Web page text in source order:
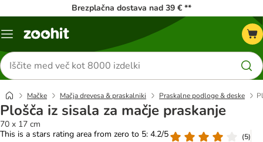
Brezplačna dostava nad 39 € **
Meni
Iskanje
izdelkov
Mačke Mačja drevesa & praskalniki Praskalne podloge & deske
Plošča iz sisala za mačje praskanje
70 x 17 cm
This is a stars rating area from zero to 5: 4.2/5
(5)